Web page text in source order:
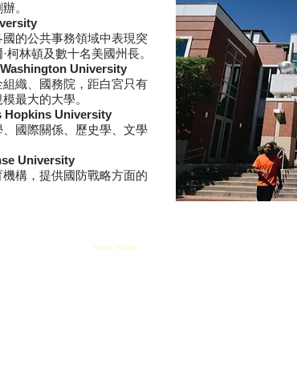
。
的公共事務領域中表現突
林頓及數十名美國州長。
University
織、國務院，距白宮只有
最大的大學。
Hopkins University
國際關係、歷史學、文學
University
構，提供國防戰略方面的
資料來源：維基百科